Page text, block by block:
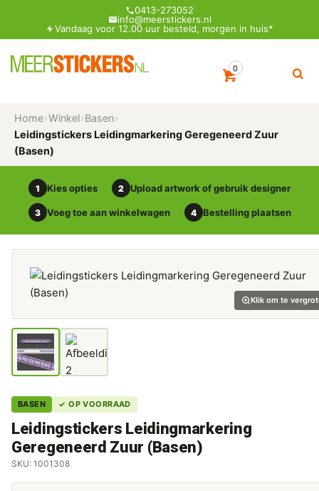
0413-273052
info@meerstickers.nl
Vandaag voor 12.00 uur besteld, morgen in huis*
0
Home›Winkel›Basen›
Leidingstickers Leidingmarkering Geregeneerd Zuur
(Basen)
1 Kies opties 2 Upload artwork of gebruik designer
3 Voeg toe aan winkelwagen 4 Bestelling plaatsen
Klik om te
BASEN ✓ OP VOORRAAD
Leidingstickers Leidingmarkering
Geregeneerd Zuur (Basen)
SKU: 1001308